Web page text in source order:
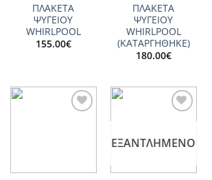
ΠΛΑΚΕΤΑ
ΨΥΓΕΙΟΥ
WHIRLPOOL
155.00€
ΠΛΑΚΕΤΑ
ΨΥΓΕΙΟΥ
WHIRLPOOL
(ΚΑΤΑΡΓΗΘΗΚΕ)
180.00€
ΕΞΑΝΤΛΗΜΈΝΟ